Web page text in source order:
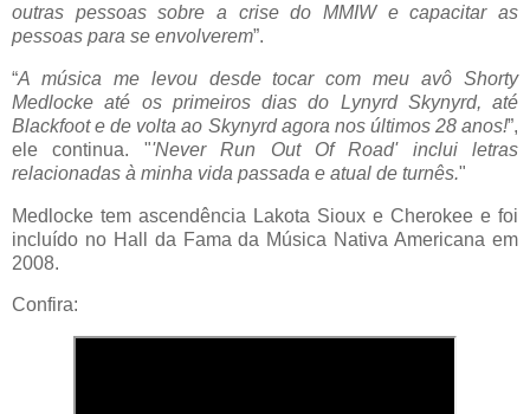
outras pessoas sobre a crise do MMIW e capacitar as
pessoas para se envolverem”.
“A música me levou desde tocar com meu avô Shorty
Medlocke até os primeiros dias do Lynyrd Skynyrd, até
Blackfoot e de volta ao Skynyrd agora nos últimos 28 anos!”,
ele continua. "'Never Run Out Of Road' inclui letras
relacionadas à minha vida passada e atual de turnês."
Medlocke tem ascendência Lakota Sioux e Cherokee e foi
incluído no Hall da Fama da Música Nativa Americana em
2008.
Confira: